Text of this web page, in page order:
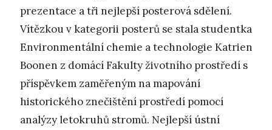
prezentace a tři nejlepší posterová sdělení.
Vítězkou v kategorii posterů se stala studentka
Environmentální chemie a technologie Katrien
Boonen z domácí Fakulty životního prostředí s
příspěvkem zaměřeným na mapování
historického znečištění prostředí pomocí
analýzy letokruhů stromů. Nejlepší ústní